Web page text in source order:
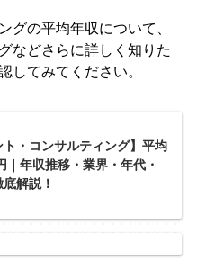
グの平均年収について、
などさらに詳しく知りた
してみてください。
ト・コンサルティング】平均
｜年収推移・業界・年代・
解説！